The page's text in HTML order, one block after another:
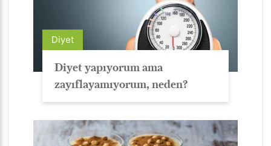
Diyet
Diyet yapıyorum ama
zayıflayamıyorum, neden?